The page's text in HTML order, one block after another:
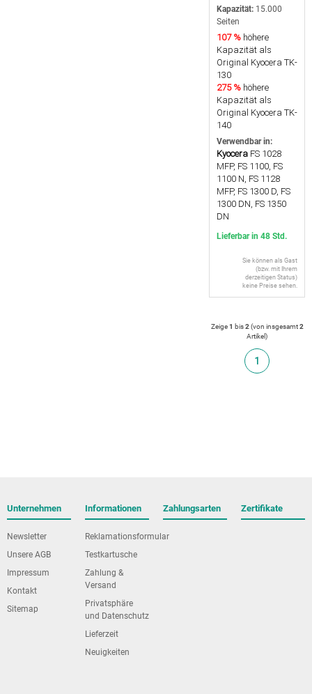
Kapazität: 15.000
Seiten
107 % höhere
Kapazität als
Original Kyocera TK-
130
275 % höhere
Kapazität als
Original Kyocera TK-
140
Verwendbar in:
Kyocera FS 1028
MFP, FS 1100, FS
1100 N, FS 1128
MFP, FS 1300 D, FS
1300 DN, FS 1350
DN
Lieferbar in 48 Std.
Sie können als Gast
(bzw. mit Ihrem
derzeitigen Status)
keine Preise sehen.
Zeige1 bis2(von insgesamt2
Artikel)
1
Unternehmen
Newsletter
Unsere AGB
Impressum
Kontakt
Sitemap
Informationen
Reklamationsformular
Testkartusche
Zahlung &
Versand
Privatsphäre
und Datenschutz
Lieferzeit
Neuigkeiten
Zahlungsarten Zertifikate